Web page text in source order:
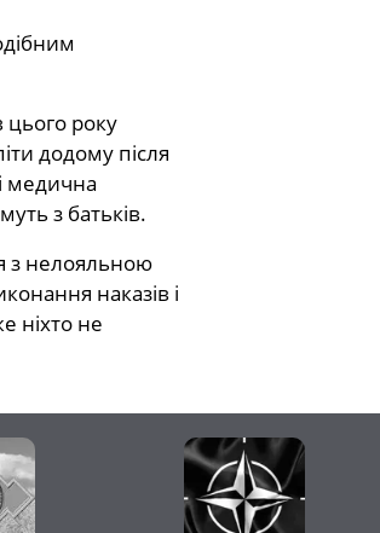
цього року
додому після
медична
з батьків.
з нелояльною
наказів і
ніхто не